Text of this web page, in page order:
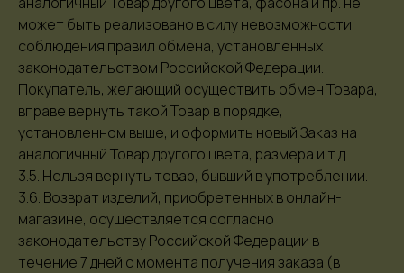
может быть реализовано в силу невозможности
соблюдения правил обмена, установленных
законодательством Российской Федерации.
Покупатель, желающий осуществить обмен Товара,
вправе вернуть такой Товар в порядке,
установленном выше, и оформить новый Заказ на
аналогичный Товар другого цвета, размера и т.д.
3.5. Нельзя вернуть товар, бывший в употреблении.
3.6. Возврат изделий, приобретенных в онлайн-
магазине, осуществляется согласно
законодательству Российской Федерации в
течение 7 дней с момента получения заказа (в